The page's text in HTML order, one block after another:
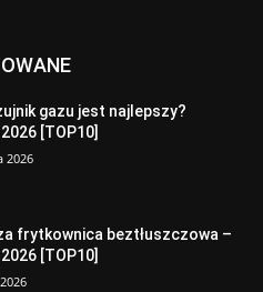
gazu jest najlepszy?
[TOP10]
2026
frytkownica beztłuszczowa –
[TOP10]